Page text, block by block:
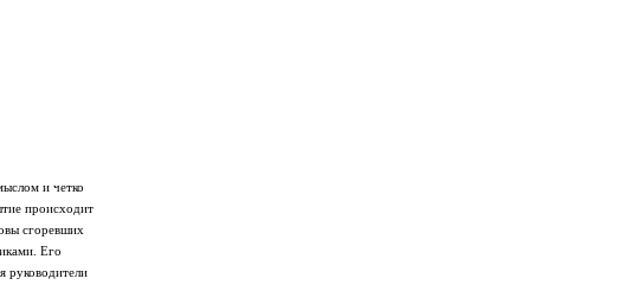
и четко
происходит
сгоревших
Его
руководители